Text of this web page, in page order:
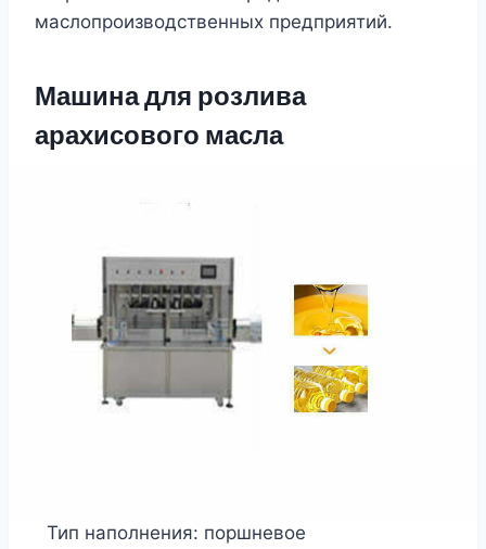
маслопроизводственных предприятий.
Машина для розлива
арахисового масла
Тип наполнения: поршневое